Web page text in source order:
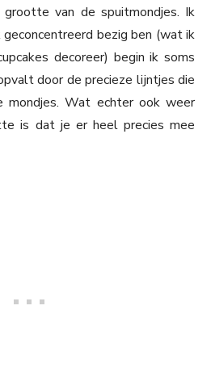
van de spuitmondjes. Ik
bezig ben (wat ik
decoreer) begin ik soms
door de precieze lijntjes die
Wat echter ook weer
is dat je er heel precies mee